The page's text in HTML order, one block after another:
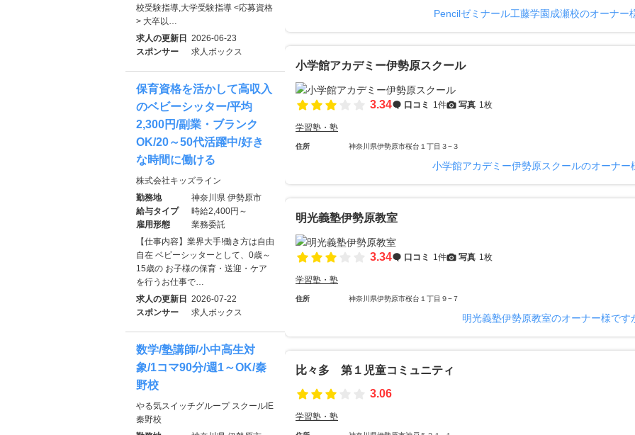
Pencilゼミナール工藤学園成瀬校のオーナー
小学館アカデミー伊勢原スクール
3.34 口コミ 1件 写真 1枚
学習塾・塾
住所 神奈川県伊勢原市桜台１丁目３−３
小学館アカデミー伊勢原スクールのオーナー
明光義塾伊勢原教室
3.34 口コミ 1件 写真 1枚
学習塾・塾
住所 神奈川県伊勢原市桜台１丁目９−７
明光義塾伊勢原教室のオーナー様です
比々多 第１児童コミュニティ
3.06
学習塾・塾
校受験指導,大学受験指導 <応募資格
> 大卒以…
求人の更新日 2026-06-23
スポンサー
求人ボックス
保育資格を活かして高収入
のベビーシッター/平均
2,300円/副業・ブランク
OK/20～50代活躍中/好き
な時間に働ける
株式会社キッズライン
勤務地
神奈川県 伊勢原市
給与タイプ
時給2,400円～
雇用形態
業務委託
【仕事内容】業界大手!働き方は自由
自在 ベビーシッターとして、0歳～
15歳の お子様の保育・送迎・ケア
を行うお仕事で…
求人の更新日 2026-07-22
スポンサー
求人ボックス
数学/塾講師/小中高生対
象/1コマ90分/週1～OK/秦
野校
やる気スイッチグループ スクールIE
秦野校